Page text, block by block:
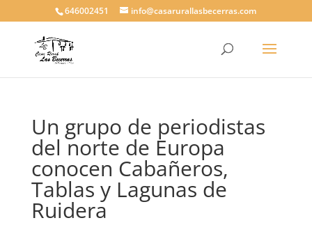
646002451 info@casarurallasbecerras.com
Un grupo de periodistas
del norte de Europa
conocen Cabañeros,
Tablas y Lagunas de
Ruidera